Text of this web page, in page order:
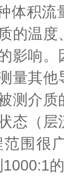
体积流
的温
影响
量其
测介
态（
围很